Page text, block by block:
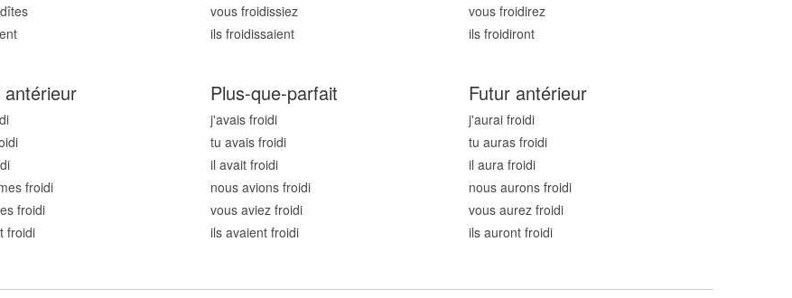
îtes
vous froidissiez
ils froidissaient
vous froidirez
ils froidiront
antérieur
i
i
i
froidi
froidi
froidi
Plus-que-parfait
j'avais froidi
tu avais froidi
il avait froidi
nous avions froidi
vous aviez froidi
ils avaient froidi
Futur antérieur
j'aurai froidi
tu auras froidi
il aura froidi
nous aurons froidi
vous aurez froidi
ils auront froidi